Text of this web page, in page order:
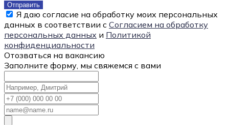
Отправить
Я даю согласие на обработку моих персональных
данных в соответствии с Согласием на обработку
персональных данных и Политикой
конфиденциальности
Отозваться на вакансию
Заполните форму, мы свяжемся с вами